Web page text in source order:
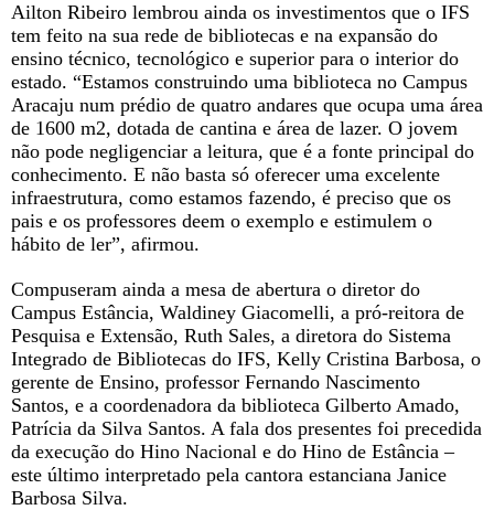
Ailton Ribeiro lembrou ainda os investimentos que o IFS
tem feito na sua rede de bibliotecas e na expansão do
ensino técnico, tecnológico e superior para o interior do
estado. “Estamos construindo uma biblioteca no Campus
Aracaju num prédio de quatro andares que ocupa uma área
de 1600 m2, dotada de cantina e área de lazer. O jovem
não pode negligenciar a leitura, que é a fonte principal do
conhecimento. E não basta só oferecer uma excelente
infraestrutura, como estamos fazendo, é preciso que os
pais e os professores deem o exemplo e estimulem o
hábito de ler”, afirmou.
Compuseram ainda a mesa de abertura o diretor do
Campus Estância, Waldiney Giacomelli, a pró-reitora de
Pesquisa e Extensão, Ruth Sales, a diretora do Sistema
Integrado de Bibliotecas do IFS, Kelly Cristina Barbosa, o
gerente de Ensino, professor Fernando Nascimento
Santos, e a coordenadora da biblioteca Gilberto Amado,
Patrícia da Silva Santos. A fala dos presentes foi precedida
da execução do Hino Nacional e do Hino de Estância –
este último interpretado pela cantora estanciana Janice
Barbosa Silva.